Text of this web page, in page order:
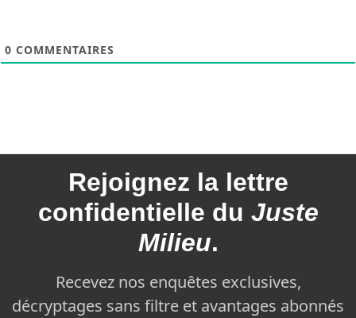
0 COMMENTAIRES
Rejoignez la lettre
confidentielle du Juste
Milieu.
Recevez nos enquêtes exclusives,
décryptages sans filtre et avantages abonnés